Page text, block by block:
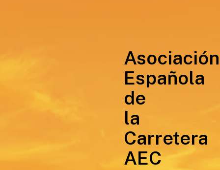
Asociación
Española
de
la
Carretera
AEC